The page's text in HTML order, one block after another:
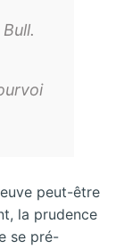
peut-être
la prudence
se pré-